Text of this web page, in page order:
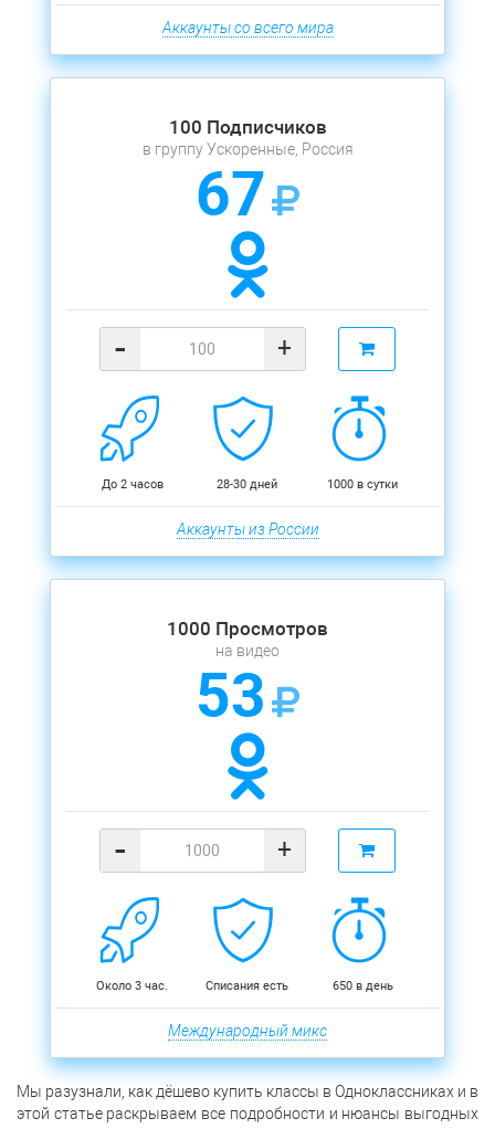
Аккаунты со всего мира
100 Подписчиков
в группу Ускоренные, Россия
67
- +
До 2 часов 28-30 дней 1000 в сутки
Аккаунты из России
1000 Просмотров
на видео
53
- +
Около 3 час. Списания есть 650 в день
Международный микс
Мы разузнали, как дёшево купить классы в Одноклассниках и в
этой статье раскрываем все подробности и нюансы выгодных